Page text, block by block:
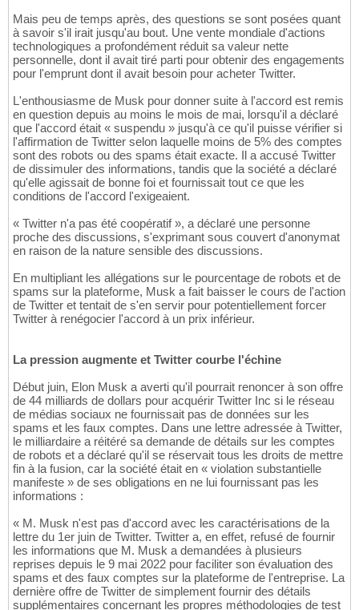
Mais peu de temps après, des questions se sont posées quant
à savoir s'il irait jusqu'au bout. Une vente mondiale d'actions
technologiques a profondément réduit sa valeur nette
personnelle, dont il avait tiré parti pour obtenir des engagements
pour l'emprunt dont il avait besoin pour acheter Twitter.
L'enthousiasme de Musk pour donner suite à l'accord est remis
en question depuis au moins le mois de mai, lorsqu'il a déclaré
que l'accord était « suspendu » jusqu'à ce qu'il puisse vérifier si
l'affirmation de Twitter selon laquelle moins de 5% des comptes
sont des robots ou des spams était exacte. Il a accusé Twitter
de dissimuler des informations, tandis que la société a déclaré
qu'elle agissait de bonne foi et fournissait tout ce que les
conditions de l'accord l'exigeaient.
« Twitter n'a pas été coopératif », a déclaré une personne
proche des discussions, s'exprimant sous couvert d'anonymat
en raison de la nature sensible des discussions.
En multipliant les allégations sur le pourcentage de robots et de
spams sur la plateforme, Musk a fait baisser le cours de l'action
de Twitter et tentait de s'en servir pour potentiellement forcer
Twitter à renégocier l'accord à un prix inférieur.
La pression augmente et Twitter courbe l'échine
Début juin, Elon Musk a averti qu'il pourrait renoncer à son offre
de 44 milliards de dollars pour acquérir Twitter Inc si le réseau
de médias sociaux ne fournissait pas de données sur les
spams et les faux comptes. Dans une lettre adressée à Twitter,
le milliardaire a réitéré sa demande de détails sur les comptes
de robots et a déclaré qu'il se réservait tous les droits de mettre
fin à la fusion, car la société était en « violation substantielle
manifeste » de ses obligations en ne lui fournissant pas les
informations :
« M. Musk n'est pas d'accord avec les caractérisations de la
lettre du 1er juin de Twitter. Twitter a, en effet, refusé de fournir
les informations que M. Musk a demandées à plusieurs
reprises depuis le 9 mai 2022 pour faciliter son évaluation des
spams et des faux comptes sur la plateforme de l'entreprise. La
dernière offre de Twitter de simplement fournir des détails
supplémentaires concernant les propres méthodologies de test